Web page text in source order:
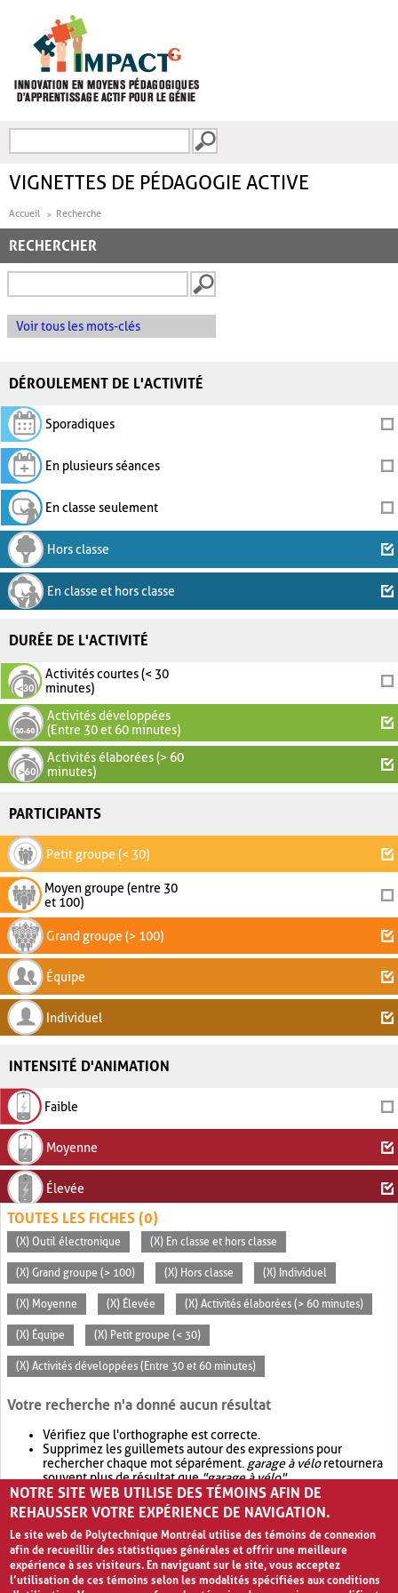
FORMULAIRE DE
VIGNETTES DE PÉDAGOGIE ACTIVE
Accueil Recherche
RECHERCHER
Voir tous les mots-clés
DÉROULEMENT DE L'ACTIVITÉ
Sporadiques
En plusieurs séances
En classe seulement
Hors classe
En classe et hors classe
DURÉE DE L'ACTIVITÉ
Activités courtes (< 30
minutes)
Activités développées
(Entre 30 et 60 minutes)
Activités élaborées (> 60
minutes)
PARTICIPANTS
Petit groupe (< 30)
Moyen groupe (entre 30
et 100)
Grand groupe (> 100)
Équipe
Individuel
INTENSITÉ D'ANIMATION
Faible
Moyenne
Élevée
TOUTES LES FICHES (0)
(X) Outil électronique (X) En classe et hors classe
(X) Grand groupe (> 100) (X) Hors classe (X) Individuel
(X) Moyenne (X) Élevée (X) Activités élaborées (> 60 minutes)
(X) Équipe (X) Petit groupe (< 30)
(X) Activités développées (Entre 30 et 60 minutes)
Votre recherche n'a donné aucun résultat
Vérifiez que l'orthographe est correcte.
Supprimez les guillemets autour des expressions pour
rechercher chaque mot séparément. garage à véloretournera
souvent plus de résultat que"garage à vélo".
Envisagez d'élargir votre recherche avec OR.garage OR vélo
retournera souvent plus de résultat quegarage à vélo
NOTRE SITE WEB UTILISE DES TÉMOINS AFIN DE
REHAUSSER VOTRE EXPÉRIENCE DE NAVIGATION.
Le site web de Polytechnique Montréal utilise des témoins de connexion
afin de recueillir des statistiques générales et offrir une meilleure
expérience à ses visiteurs. En naviguant sur le site, vous acceptez
l’utilisation de ces témoins selon les modalités spécifiées aux conditions